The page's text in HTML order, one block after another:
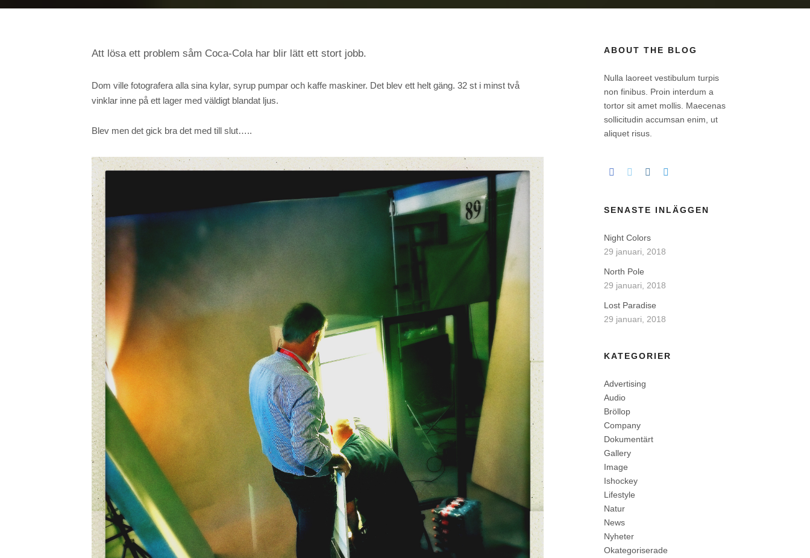
Att lösa ett problem såm Coca-Cola har blir lätt ett stort jobb.
Dom ville fotografera alla sina kylar, syrup pumpar och kaffe maskiner. Det blev ett helt gäng. 32 st i minst två
vinklar inne på ett lager med väldigt blandat ljus.
Blev men det gick bra det med till slut…..
ABOUT THE BLOG
Nulla laoreet vestibulum turpis
non finibus. Proin interdum a
tortor sit amet mollis. Maecenas
sollicitudin accumsan enim, ut
aliquet risus.
SENASTE INLÄGGEN
Night Colors
29 januari, 2018
North Pole
29 januari, 2018
Lost Paradise
29 januari, 2018
KATEGORIER
Advertising
Audio
Bröllop
Company
Dokumentärt
Gallery
Image
Ishockey
Lifestyle
Natur
News
Nyheter
Okategoriserade